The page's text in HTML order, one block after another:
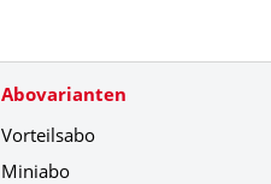
Abovarianten
Vorteilsabo
Miniabo